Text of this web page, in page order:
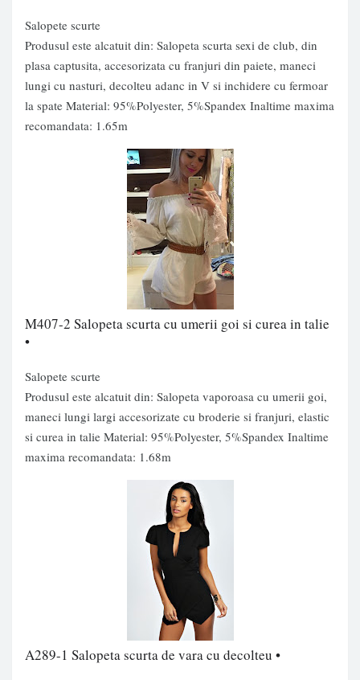
Salopete scurte
Produsul este alcatuit din: Salopeta scurta sexi de club, din
plasa captusita, accesorizata cu franjuri din paiete, maneci
lungi cu nasturi, decolteu adanc in V si inchidere cu fermoar
la spate Material: 95%Polyester, 5%Spandex Inaltime maxima
recomandata: 1.65m
M407-2 Salopeta scurta cu umerii goi si curea in talie
•
Salopete scurte
Produsul este alcatuit din: Salopeta vaporoasa cu umerii goi,
maneci lungi largi accesorizate cu broderie si franjuri, elastic
si curea in talie Material: 95%Polyester, 5%Spandex Inaltime
maxima recomandata: 1.68m
A289-1 Salopeta scurta de vara cu decolteu •